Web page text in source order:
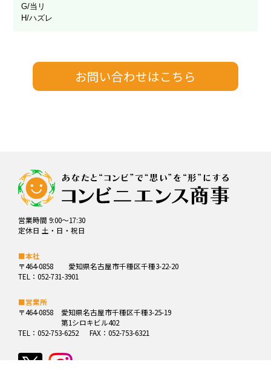
G/当リ
H/ハズレ
営業時間 9:00～17:30
定休日 土・日・祝日
■本社
〒464-0858
愛知県名古屋市千種区千種3-22-20
TEL：052-731-3901
■営業所
〒464-0858
愛知県名古屋市千種区千種3-25-19
第1シロキビル402
TEL：052-753-6252
FAX：052-753-6321